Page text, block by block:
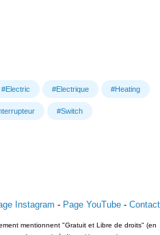
#Electric #Electrique #Heating
#Switch
Instagram - Page YouTube- Contact
mentionnent "Gratuit et Libre de droits" (en